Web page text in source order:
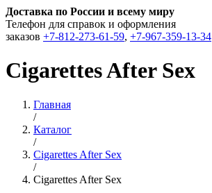
Доставка по России и всему миру
Телефон для справок и оформления
заказов +7-812-273-61-59, +7-967-359-13-34
Cigarettes After Sex
Главная
/
Каталог
/
Cigarettes After Sex
/
Cigarettes After Sex